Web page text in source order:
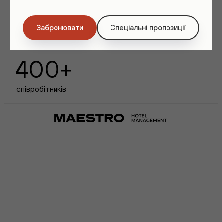
Забронювати Спеціальні пропозиції
8 7
інвестиційних
проєктів
400+
співробітників
років досвіду